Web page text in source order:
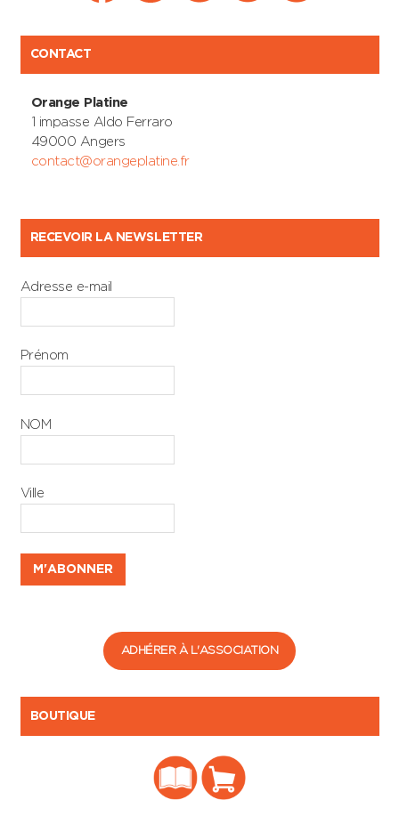
CONTACT
Orange Platine
1 impasse Aldo Ferraro
49000 Angers
contact@orangeplatine.fr
RECEVOIR LA NEWSLETTER
Adresse e-mail
Prénom
NOM
Ville
ADHÉRER À L'ASSOCIATION
BOUTIQUE